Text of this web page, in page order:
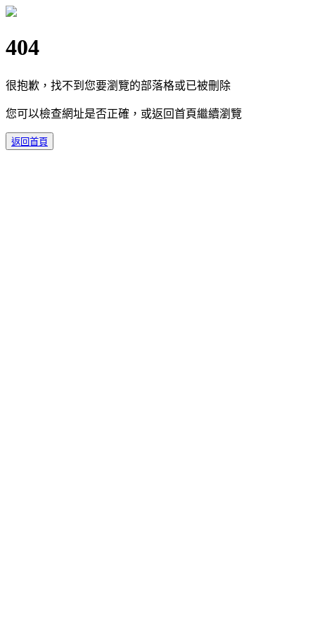
404
很抱歉，找不到您要瀏覽的部落格或已被刪除
您可以檢查網址是否正確，或返回首頁繼續瀏覽
返回首頁